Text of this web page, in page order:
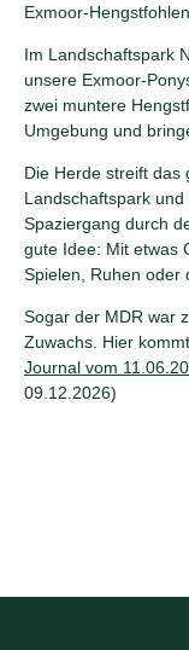
Im Landschaftspark
unsere Exmoor-
zwei muntere
Umgebung und
Die Herde streift das
Landschaftspark
Spaziergang durch
gute Idee: Mit etwas
Spielen, Ruhen oder
Sogar der MDR war
Zuwachs. Hier
Journal vom
09.12.2026)